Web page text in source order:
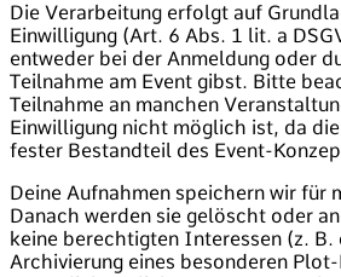
Die Verarbeitung erfolgt auf
Einwilligung (Art. 6 Abs. 1 lit. a
entweder bei der Anmeldung oder
Teilnahme am Event gibst. Bitte
Teilnahme an manchen
Einwilligung nicht möglich ist, da
fester Bestandteil des Event-
Deine Aufnahmen speichern wir für
Danach werden sie gelöscht oder
keine berechtigten Interessen (z.
Archivierung eines besonderen